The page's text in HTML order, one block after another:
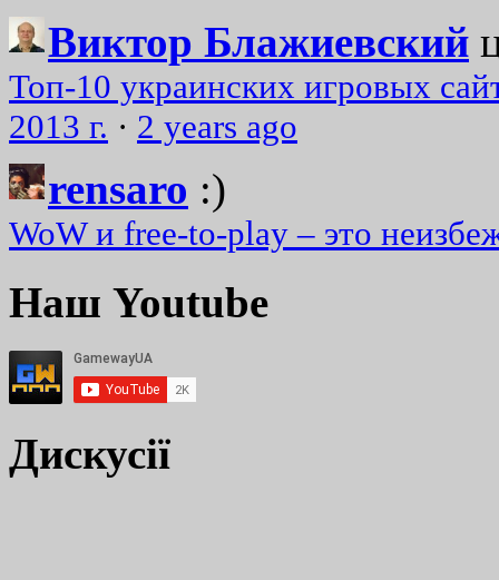
Виктор Блажиевский
Топ-10 украинских игровых
2013 г. · 2 years ago
rensaro :)
WoW и free-to-play – это
Наш Youtube
Дискусії